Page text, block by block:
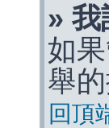
» 我
如
舉
回頂